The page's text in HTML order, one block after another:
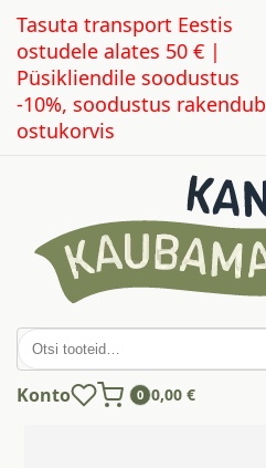
Tasuta transport Eestis
ostudele alates 50 € |
Püsikliendile soodustus
-10%, soodustus rakendub
ostukorvis
Otsi:
Konto 0 0,00 €